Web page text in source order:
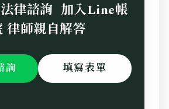
律諮詢 加入Line帳
律師親自解答
詢 填寫表單